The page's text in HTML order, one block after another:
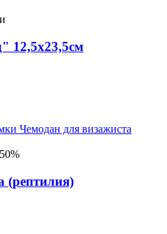
12,5х23,5см
(рептилия)